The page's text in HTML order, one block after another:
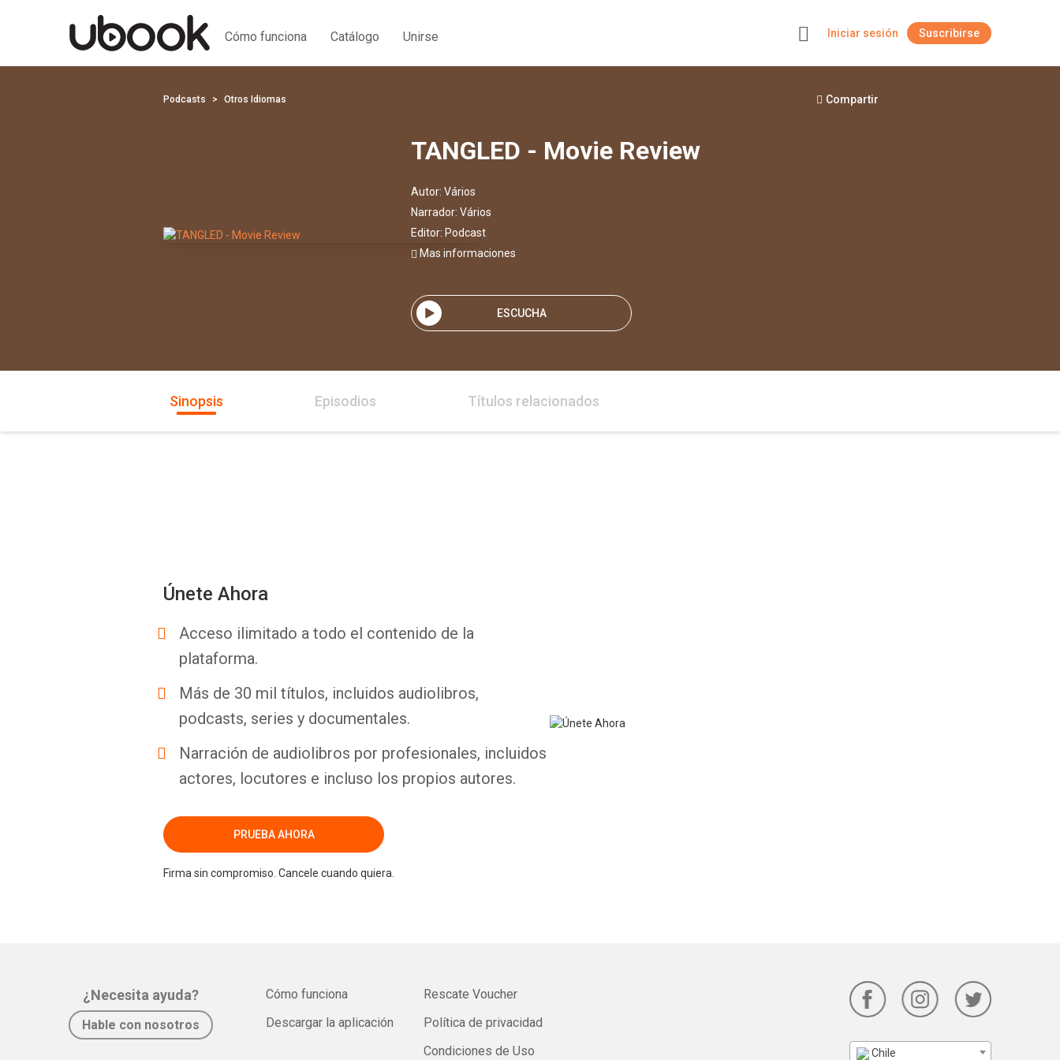
Cómo funciona Catálogo Unirse Iniciar sesión Suscribirse
Podcasts Otros Idiomas Compartir
TANGLED - Movie Review
Autor: Vários
Narrador: Vários
Editor: Podcast
Mas informaciones
ESCUCHA
Sinopsis Episodios Títulos relacionados
Únete Ahora
Acceso ilimitado a todo el contenido de la
plataforma.
Más de 30 mil títulos, incluidos audiolibros,
podcasts, series y documentales.
Narración de audiolibros por profesionales, incluidos
actores, locutores e incluso los propios autores.
PRUEBA AHORA
Firma sin compromiso. Cancele cuando quiera.
¿Necesita ayuda?
Hable con nosotros
Cómo funciona
Descargar la aplicación
Rescate Voucher
Política de privacidad
Condiciones de Uso
Chile
Whatsapp Twitter